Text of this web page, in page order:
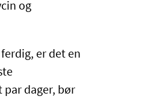
og
er det en
par dager, bør